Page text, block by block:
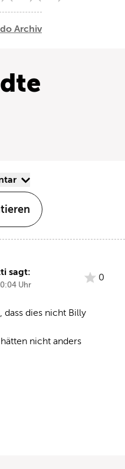
Archiv
sagt:
Uhr
0
dass dies nicht Billy
nicht anders